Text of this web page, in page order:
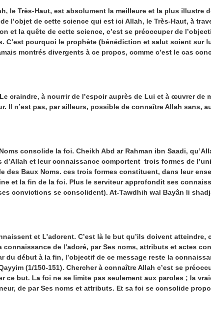
Très-Haut, est absolument la meilleure et la plus illustre
l’objet de cette science qui est ici Allah, le Très-Haut, à
et la quête de cette science, c’est se préoccuper de
pourquoi le prophète (bénédiction et salut soient sur
montrés divergents à ce propos, comme c’est le cas
à nourrir de l’espoir auprès de Lui et à œuvrer de
Il n’est pas, par ailleurs, possible de connaître Allah sans,
consolide la foi. Cheikh Abd ar Rahman ibn Saadi,
et leur connaissance comportent trois formes de
Baux Noms. ces trois formes constituent, dans leur
et la fin de la foi. Plus le serviteur approfondit ses
convictions se consolident). At-Tawdhih wal Bayân li
et L’adorent. C’est là le but qu’ils doivent atteindre,
de l’adoré, par Ses noms, attributs et actes
du début à la fin, l’objectif de ce message reste la
(1/150-151). Chercher à connaître Allah c’est se
ce but. La foi ne se limite pas seulement aux paroles ; la
de par Ses noms et attributs. Et sa foi se consolide